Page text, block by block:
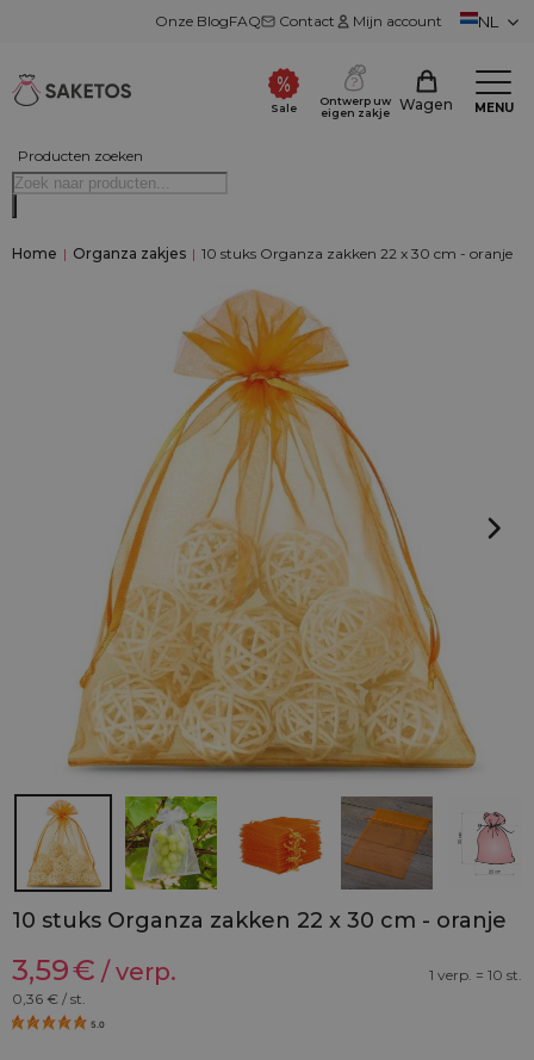
Onze BlogFAQ Contact Mijn account NL
Producten zoeken
Sale
Ontwerp uw
eigen zakje
Wagen MENU
Home | Organza zakjes | 10 stuks Organza zakken 22 x 30 cm - oranje
10 stuks Organza zakken 22 x 30 cm - oranje
3,59€ / verp.
1 verp. = 10 st.
0,36 € / st.
5.0